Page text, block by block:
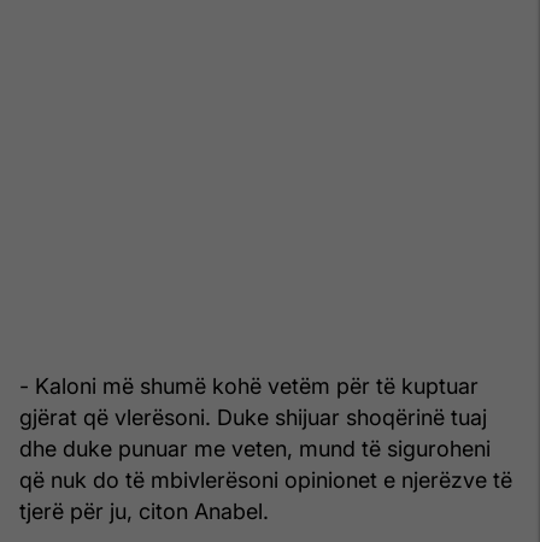
- Kaloni më shumë kohë vetëm për të kuptuar
gjërat që vlerësoni. Duke shijuar shoqërinë tuaj
dhe duke punuar me veten, mund të siguroheni
që nuk do të mbivlerësoni opinionet e njerëzve të
tjerë për ju, citon Anabel.